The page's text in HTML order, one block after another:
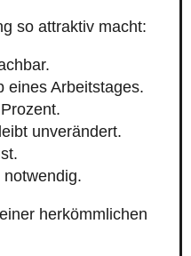
so attraktiv macht:
eines Arbeitstages.
unverändert.
herkömmlichen